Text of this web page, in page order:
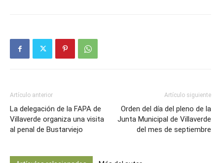
Artículo anterior
La delegación de la FAPA de
Villaverde organiza una visita
al penal de Bustarviejo
Artículo siguiente
Orden del día del pleno de la
Junta Municipal de Villaverde
del mes de septiembre